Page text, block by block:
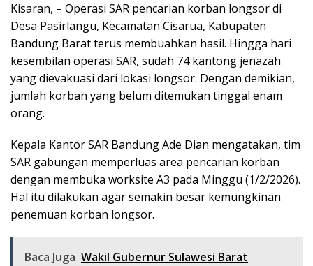
Kisaran, – Operasi SAR pencarian korban longsor di
Desa Pasirlangu, Kecamatan Cisarua, Kabupaten
Bandung Barat terus membuahkan hasil. Hingga hari
kesembilan operasi SAR, sudah 74 kantong jenazah
yang dievakuasi dari lokasi longsor. Dengan demikian,
jumlah korban yang belum ditemukan tinggal enam
orang.
Kepala Kantor SAR Bandung Ade Dian mengatakan, tim
SAR gabungan memperluas area pencarian korban
dengan membuka worksite A3 pada Minggu (1/2/2026).
Hal itu dilakukan agar semakin besar kemungkinan
penemuan korban longsor.
Baca Juga Wakil Gubernur Sulawesi Barat